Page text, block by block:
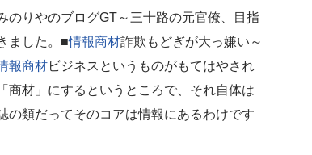
のりやのブログGT～三十路の元官僚、目指
ました。■情報商材詐欺もどぎが大っ嫌い～
報商材ビジネスというものがもてはやされ
商材」にするというところで、それ自体は
の類だってそのコアは情報にあるわけです